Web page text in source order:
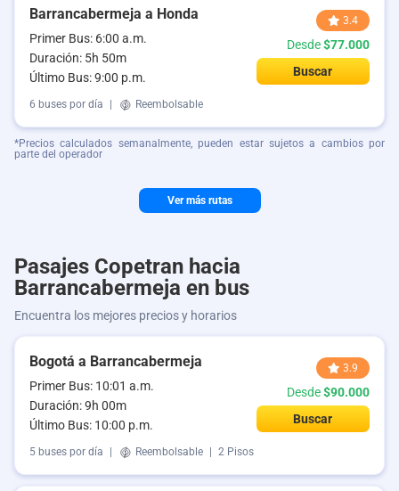
Barrancabermeja a Honda
Primer Bus: 6:00 a.m.
Duración: 5h 50m
Último Bus: 9:00 p.m.
3.4
Desde$77.000
Buscar
6 buses por día Reembolsable
*Precios calculados semanalmente, pueden estar sujetos a cambios por
parte del operador
Ver más rutas
Pasajes Copetran hacia
Barrancabermeja en bus
Encuentra los mejores precios y horarios
Bogotá a Barrancabermeja
Primer Bus: 10:01 a.m.
Duración: 9h 00m
Último Bus: 10:00 p.m.
3.9
Desde$90.000
Buscar
5 buses por día Reembolsable 2 Pisos